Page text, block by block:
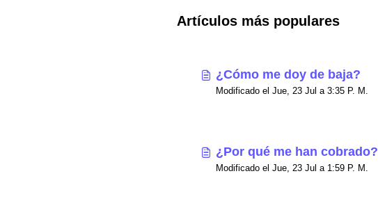
Artículos más populares
¿Cómo me doy de baja?
Modificado el Jue, 23 Jul a 3:35 P. M.
¿Por qué me han cobrado?
Modificado el Jue, 23 Jul a 1:59 P. M.